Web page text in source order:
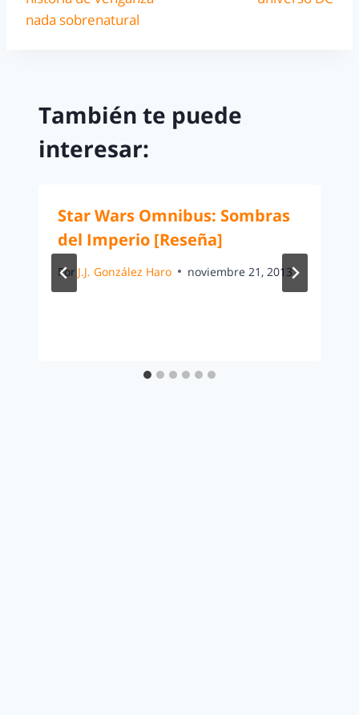
nada sobrenatural
También te puede
interesar:
Star Wars Omnibus: Sombras
del Imperio [Reseña]
Por J.J. González Haro noviembre 21, 2013